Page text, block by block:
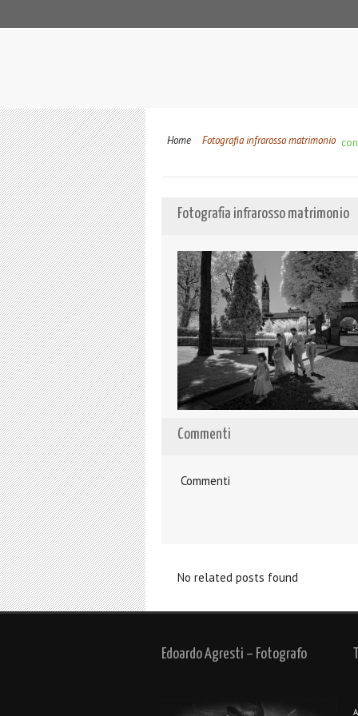
Home Fotografia infrarosso matrimonio
Fotografia infrarosso matrimonio
Commenti
Commenti
No related posts found
Edoardo Agresti – Fotografo